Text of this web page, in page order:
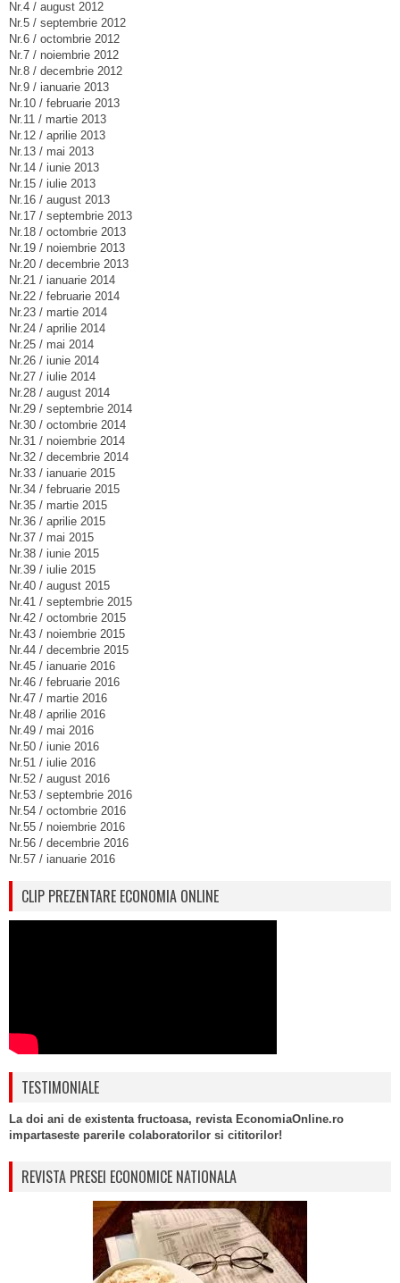
Nr.4 / august 2012
Nr.5 / septembrie 2012
Nr.6 / octombrie 2012
Nr.7 / noiembrie 2012
Nr.8 / decembrie 2012
Nr.9 / ianuarie 2013
Nr.10 / februarie 2013
Nr.11 / martie 2013
Nr.12 / aprilie 2013
Nr.13 / mai 2013
Nr.14 / iunie 2013
Nr.15 / iulie 2013
Nr.16 / august 2013
Nr.17 / septembrie 2013
Nr.18 / octombrie 2013
Nr.19 / noiembrie 2013
Nr.20 / decembrie 2013
Nr.21 / ianuarie 2014
Nr.22 / februarie 2014
Nr.23 / martie 2014
Nr.24 / aprilie 2014
Nr.25 / mai 2014
Nr.26 / iunie 2014
Nr.27 / iulie 2014
Nr.28 / august 2014
Nr.29 / septembrie 2014
Nr.30 / octombrie 2014
Nr.31 / noiembrie 2014
Nr.32 / decembrie 2014
Nr.33 / ianuarie 2015
Nr.34 / februarie 2015
Nr.35 / martie 2015
Nr.36 / aprilie 2015
Nr.37 / mai 2015
Nr.38 / iunie 2015
Nr.39 / iulie 2015
Nr.40 / august 2015
Nr.41 / septembrie 2015
Nr.42 / octombrie 2015
Nr.43 / noiembrie 2015
Nr.44 / decembrie 2015
Nr.45 / ianuarie 2016
Nr.46 / februarie 2016
Nr.47 / martie 2016
Nr.48 / aprilie 2016
Nr.49 / mai 2016
Nr.50 / iunie 2016
Nr.51 / iulie 2016
Nr.52 / august 2016
Nr.53 / septembrie 2016
Nr.54 / octombrie 2016
Nr.55 / noiembrie 2016
Nr.56 / decembrie 2016
Nr.57 / ianuarie 2016
CLIP PREZENTARE ECONOMIA ONLINE
TESTIMONIALE
La doi ani de existenta fructoasa, revista EconomiaOnline.ro
impartaseste parerile colaboratorilor si cititorilor!
REVISTA PRESEI ECONOMICE NATIONALA